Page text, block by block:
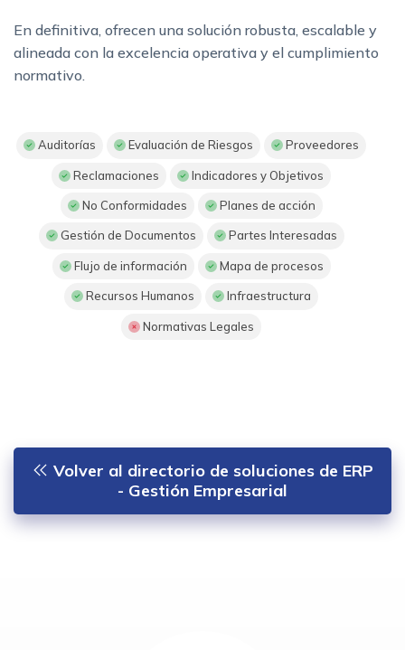
En definitiva, ofrecen una solución robusta, escalable y
alineada con la excelencia operativa y el cumplimiento
normativo.
Auditorías Evaluación de Riesgos Proveedores
Reclamaciones Indicadores y Objetivos
No Conformidades Planes de acción
Gestión de Documentos Partes Interesadas
Flujo de información Mapa de procesos
Recursos Humanos Infraestructura
Normativas Legales
Volver al directorio de soluciones de ERP
- Gestión Empresarial